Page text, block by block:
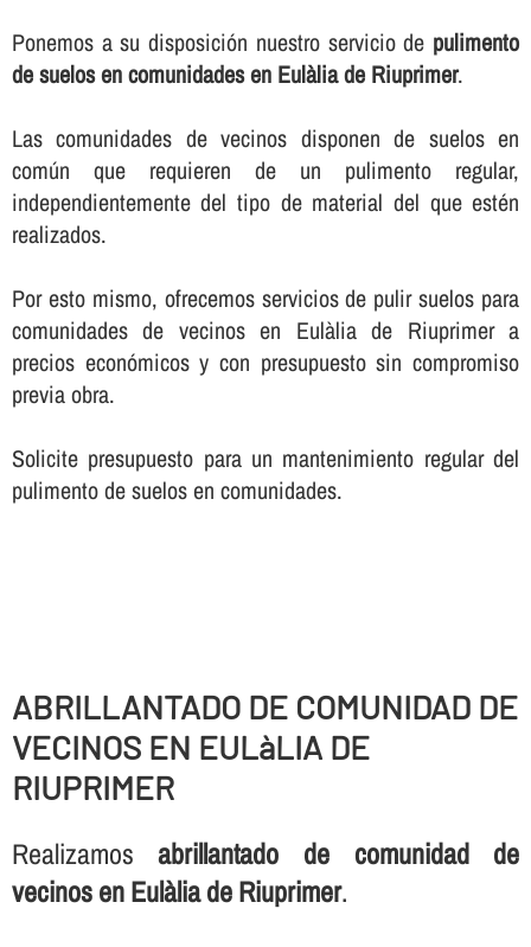
Ponemos a su disposición nuestro servicio de pulimento
de suelos en comunidades en Eulàlia de Riuprimer.
Las comunidades de vecinos disponen de suelos en
común que requieren de un pulimento regular,
independientemente del tipo de material del que estén
realizados.
Por esto mismo, ofrecemos servicios de pulir suelos para
comunidades de vecinos en Eulàlia de Riuprimer a
precios económicos y con presupuesto sin compromiso
previa obra.
Solicite presupuesto para un mantenimiento regular del
pulimento de suelos en comunidades.
ABRILLANTADO DE COMUNIDAD DE
VECINOS EN EULàLIA DE
RIUPRIMER
Realizamosabrillantado de comunidad de
vecinos en Eulàlia de Riuprimer.